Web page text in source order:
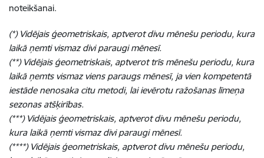
noteikšanai.
(*) Vidējais ģeometriskais, aptverot divu mēnešu periodu, kura
laikā ņemti vismaz divi paraugi mēnesī.
(**) Vidējais ģeometriskais, aptverot trīs mēnešu periodu, kura
laikā ņemts vismaz viens paraugs mēnesī, ja vien kompetentā
iestāde nenosaka citu metodi, lai ievērotu ražošanas līmeņa
sezonas atšķirības.
(***) Vidējais ģeometriskais, aptverot divu mēnešu periodu,
kura laikā ņemti vismaz divi paraugi mēnesī.
(****) Vidējais ģeometriskais, aptverot divu mēnešu periodu,